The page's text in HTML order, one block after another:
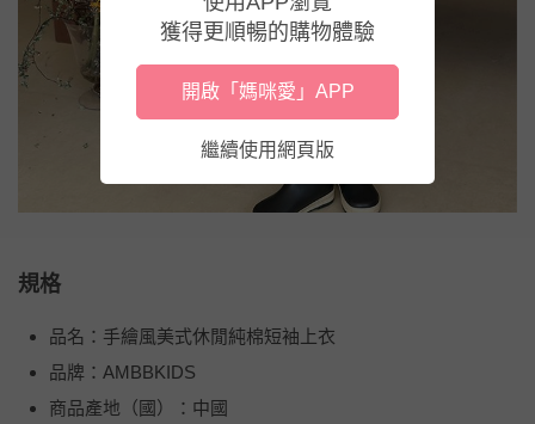
規格
品名：手繪風美式休閒純棉短袖上衣
品牌：AMBBKIDS
商品產地（國）：中國
獲得更順暢的購物體驗
開啟「媽咪愛」APP
繼續使用網頁版